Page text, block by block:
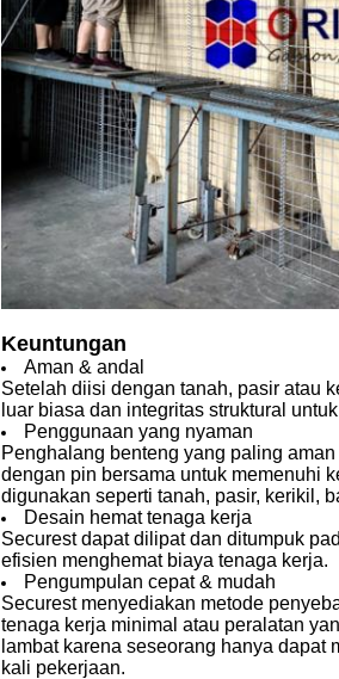
Keuntungan
Aman & andal
Setelah diisi dengan tanah, pasir atau
luar biasa dan integritas struktural
Penggunaan yang nyaman
Penghalang benteng yang paling
dengan pin bersama untuk memenuhi
digunakan seperti tanah, pasir, kerikil,
Desain hemat tenaga kerja
Securest dapat dilipat dan ditumpuk
efisien menghemat biaya tenaga kerja.
Pengumpulan cepat & mudah
Securest menyediakan metode
tenaga kerja minimal atau peralatan
lambat karena seseorang hanya
kali pekerjaan.